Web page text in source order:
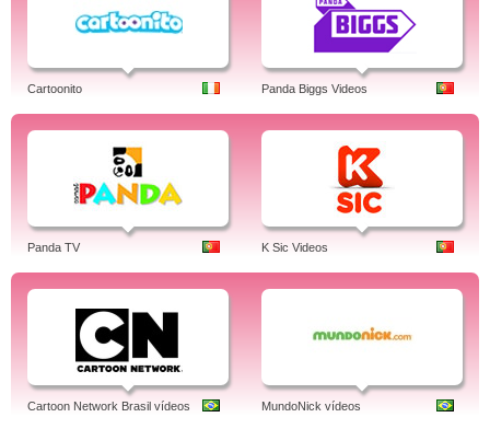
Cartoonito Panda Biggs Videos
Panda TV K Sic Videos
Cartoon Network Brasil vídeos MundoNick vídeos